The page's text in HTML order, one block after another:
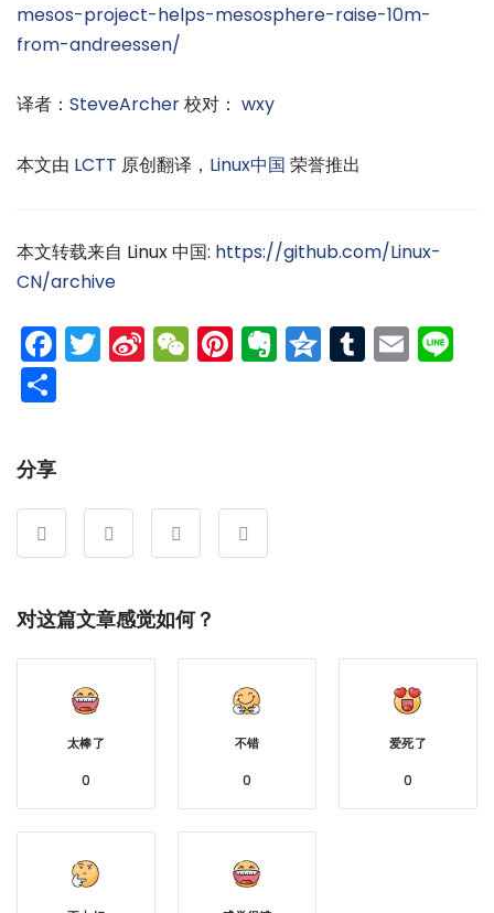
mesos-project-helps-mesosphere-raise-10m-
from-andreessen/
译者： SteveArcher校对： wxy
本文由 LCTT 原创翻译， Linux中国 荣誉推出
本文转载来自 Linux 中国: https://github.com/Linux-
CN/archive
Facebook
Twitter
Sina
Weibo
WeChat
Pinterest
Evernote
Qzone
Tumblr
分享
对这篇文章感觉如何？
太棒了
0
不错
0
爱死了
0